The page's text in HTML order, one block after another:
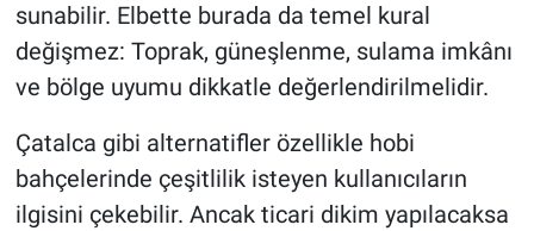
sunabilir. Elbette burada da temel kural
değişmez: Toprak, güneşlenme, sulama imkânı
ve bölge uyumu dikkatle değerlendirilmelidir.
Çatalca gibi alternatifler özellikle hobi
bahçelerinde çeşitlilik isteyen kullanıcıların
ilgisini çekebilir. Ancak ticari dikim yapılacaksa